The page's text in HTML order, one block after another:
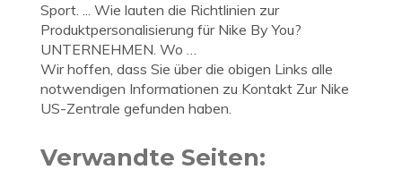
Sport. ... Wie lauten die Richtlinien zur
Produktpersonalisierung für Nike By You?
UNTERNEHMEN. Wo …
Wir hoffen, dass Sie über die obigen Links alle
notwendigen Informationen zu Kontakt Zur Nike
US-Zentrale gefunden haben.
Verwandte Seiten: